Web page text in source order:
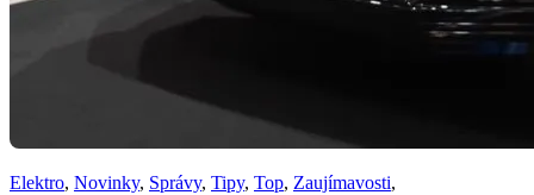
Elektro, Novinky, Správy, Tipy, Top, Zaujímavosti,